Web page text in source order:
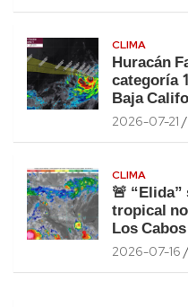
CLIMA
Huracán
categoría
Baja
2026-07-21
CLIMA
🚨
tropical
Los
2026-07-16